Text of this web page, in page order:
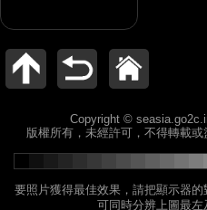
Copyright ©
版權所有，未經許可，不得轉載
要照片獲得最佳效果，請把顯示器
可同時分辨上圖最左